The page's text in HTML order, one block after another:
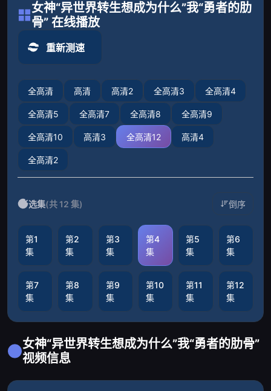
女神“异世界转生想成为什么”我“勇者的肋
骨” 在线播放
重新测速
全高清 高清 高清2 全高清3 全高清4
全高清5 全高清7 全高清8 全高清9
全高清10 高清3 全高清12 高清4
全高清2
选集(共 12 集) 倒序
第1
集
第2
集
第3
集
第4
集
第5
集
第6
集
第7
集
第8
集
第9
集
第10
集
第11
集
第12
集
女神“异世界转生想成为什么”我“勇者的肋骨”
视频信息